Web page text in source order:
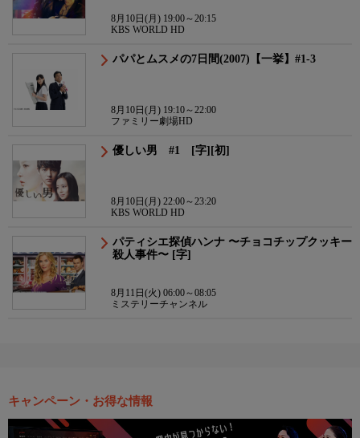
8月10日(月) 19:00～20:15
KBS WORLD HD
パパとムスメの7日間(2007)【一挙】#1-3
8月10日(月) 19:10～22:00
ファミリー劇場HD
優しい男 #1 [字][初]
8月10日(月) 22:00～23:20
KBS WORLD HD
パティシエ探偵ハンナ 〜チョコチップクッキー
殺人事件〜 [字]
8月11日(火) 06:00～08:05
ミステリーチャンネル
キャンペーン・お得な情報